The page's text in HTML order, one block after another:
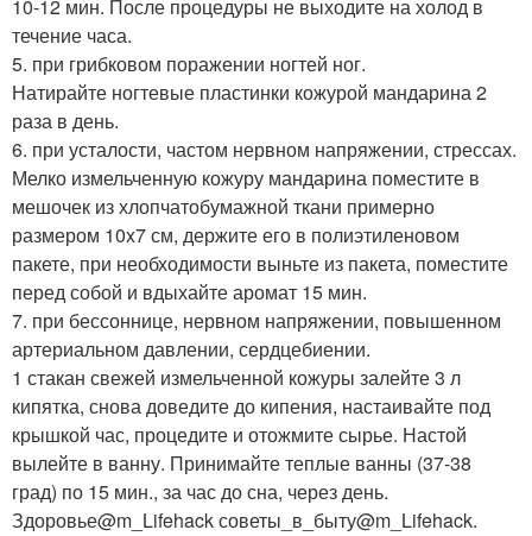
10-12 мин. После процедуры не выходите на холод в
течение часа.
5. при грибковом поражении ногтей ног.
Натирайте ногтевые пластинки кожурой мандарина 2
раза в день.
6. при усталости, частом нервном напряжении, стрессах.
Мелко измельченную кожуру мандарина поместите в
мешочек из хлопчатобумажной ткани примерно
размером 10x7 см, держите его в полиэтиленовом
пакете, при необходимости выньте из пакета, поместите
перед собой и вдыхайте аромат 15 мин.
7. при бессоннице, нервном напряжении, повышенном
артериальном давлении, сердцебиении.
1 стакан свежей измельченной кожуры залейте 3 л
кипятка, снова доведите до кипения, настаивайте под
крышкой час, процедите и отожмите сырье. Настой
вылейте в ванну. Принимайте теплые ванны (37-38
град) по 15 мин., за час до сна, через день.
Здоровье@m_Lifehack советы_в_быту@m_Lifehack.